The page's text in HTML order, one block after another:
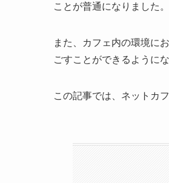
ことが普通になりました。
また、カフェ内の環境に
ごすことができるように
この記事では、ネットカ